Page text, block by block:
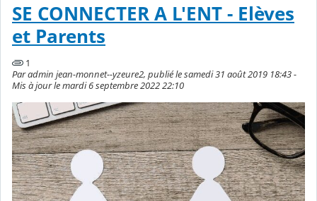
SE CONNECTER A L'ENT - Elèves
et Parents
1
Par admin jean-monnet--yzeure2, publié le samedi 31 août 2019 18:43 -
Mis à jour le mardi 6 septembre 2022 22:10